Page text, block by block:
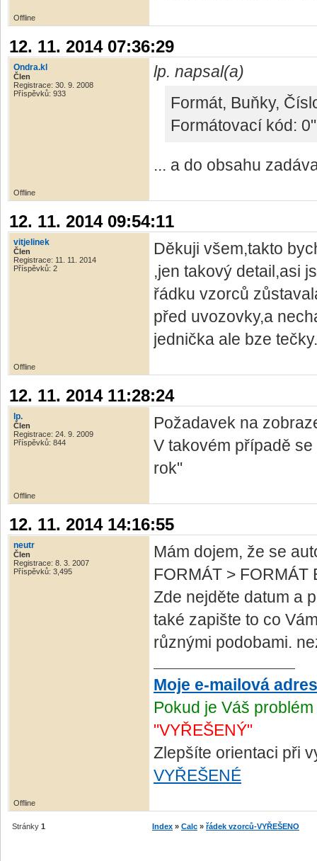
Offline
12. 11. 2014 07:36:29
Ondra.kl
Člen
Registrace: 30. 9. 2008
Příspěvků: 933
lp. napsal(a)
Formát, Buňky,
Formátovací kód:
... a do obsahu
Offline
12. 11. 2014 09:54:11
vitjelinek
Člen
Registrace: 11. 11. 2014
Příspěvků: 2
Děkuji všem,takto
,jen takový detail,asi
řádku vzorců
před uvozovky,a
jednička ale bze
Offline
12. 11. 2014 11:28:24
lp.
Člen
Registrace: 24. 9. 2009
Příspěvků: 844
Požadavek na
V takovém případě
rok"
Offline
12. 11. 2014 14:16:55
neutr
Člen
Registrace: 8. 3. 2007
Příspěvků: 3,495
Mám dojem, že se
FORMÁT > FORMÁT
Zde nejděte datum a
také zapište to co
různými podobami.
Moje e-mailová
Pokud je Váš
"VYŘEŠENÝ"
Zlepšíte orientaci při
VYŘEŠENÉ
Offline
Stránky 1 Index » Calc » řádek vzorců-VYŘEŠENO